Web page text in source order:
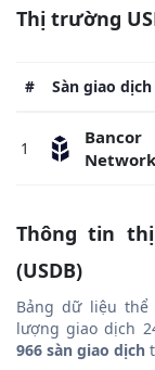
Thị trường
# Sàn giao dịch
1
Bancor
Network
Thông tin
(USDB)
Bảng dữ liệu
lượng giao dịch
966 sàn giao dịch